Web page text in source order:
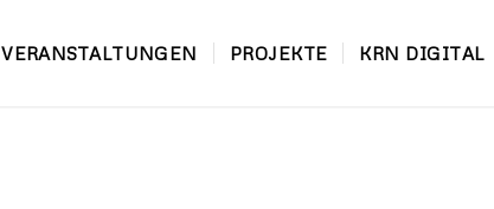
VERANSTALTUNGEN PROJEKTE KRN DIGITAL